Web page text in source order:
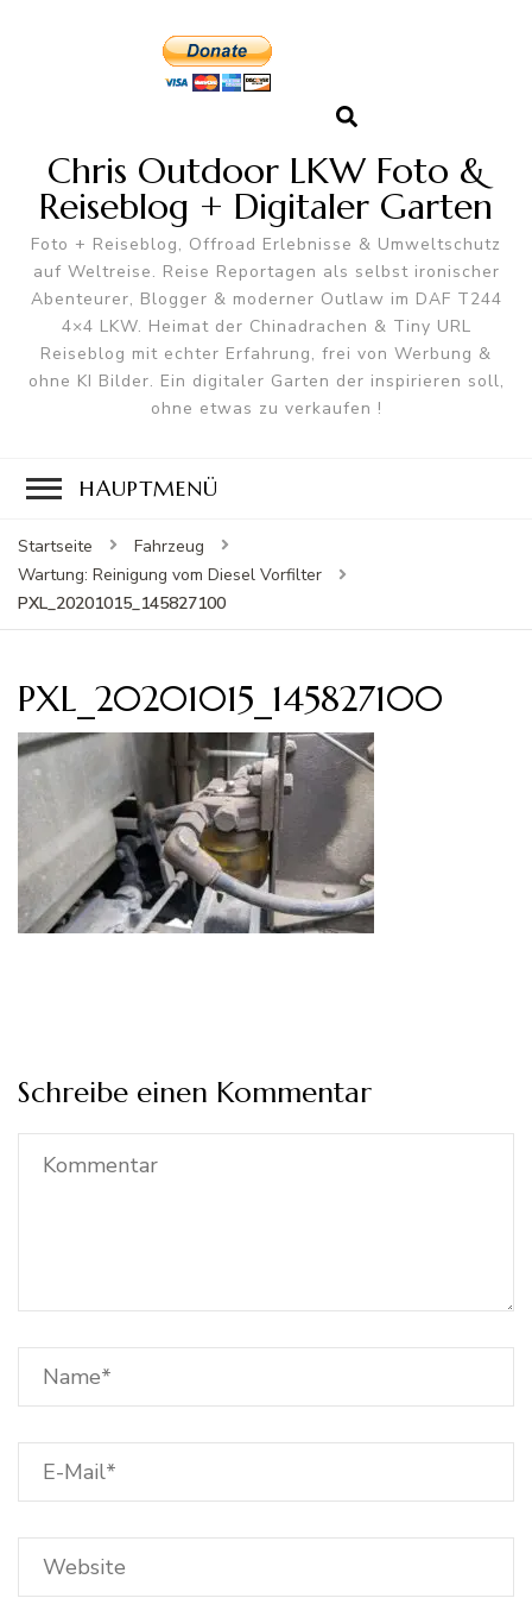
Chris Outdoor LKW Foto &
Reiseblog + Digitaler Garten
Foto + Reiseblog, Offroad Erlebnisse & Umweltschutz
auf Weltreise. Reise Reportagen als selbst ironischer
Abenteurer, Blogger & moderner Outlaw im DAF T244
4×4 LKW. Heimat der Chinadrachen & Tiny URL
Reiseblog mit echter Erfahrung, frei von Werbung &
ohne KI Bilder. Ein digitaler Garten der inspirieren soll,
ohne etwas zu verkaufen !
HAUPTMENÜ
Startseite
Fahrzeug
Wartung: Reinigung vom Diesel Vorfilter
PXL_20201015_145827100
PXL_20201015_145827100
Schreibe einen Kommentar